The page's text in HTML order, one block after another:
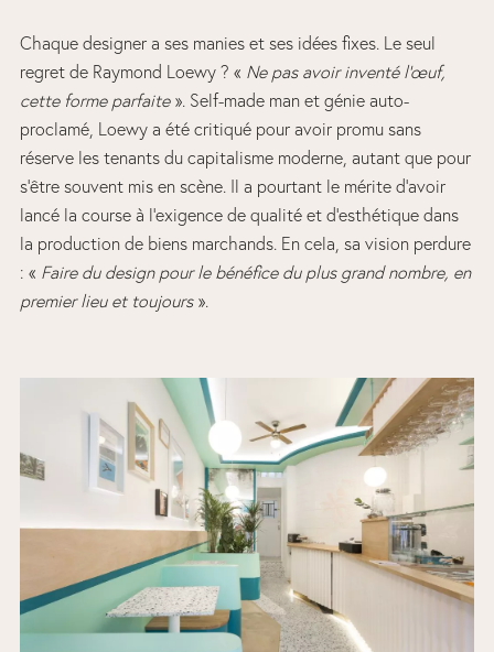
Chaque designer a ses manies et ses idées fixes. Le seul
regret de Raymond Loewy ? « Ne pas avoir inventé l’œuf,
cette forme parfaite ». Self-made man et génie auto-
proclamé, Loewy a été critiqué pour avoir promu sans
réserve les tenants du capitalisme moderne, autant que pour
s’être souvent mis en scène. Il a pourtant le mérite d’avoir
lancé la course à l’exigence de qualité et d’esthétique dans
la production de biens marchands. En cela, sa vision perdure
: « Faire du design pour le bénéfice du plus grand nombre, en
premier lieu et toujours».